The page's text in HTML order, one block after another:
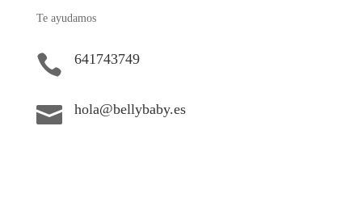
Te ayudamos
 641743749
 hola@bellybaby.es